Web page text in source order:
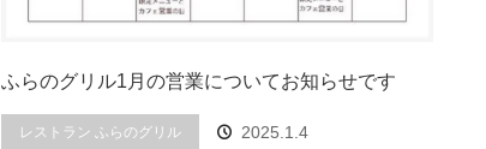
ふらのグリル1月の営業についてお知らせです
レストラン ふらのグリル 2025.1.4